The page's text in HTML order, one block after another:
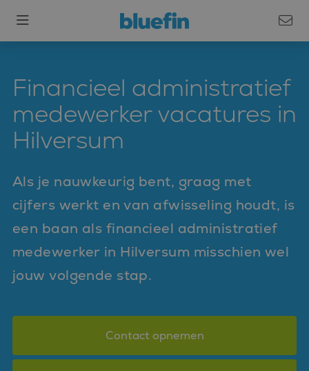
Financieel administratief
medewerker vacatures in
Hilversum
Als je nauwkeurig bent, graag met
cijfers werkt en van afwisseling houdt, is
een baan als financieel administratief
medewerker in Hilversum misschien wel
jouw volgende stap.
Contact opnemen